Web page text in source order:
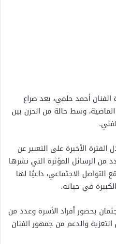
أحمد حلمي، بعد صراع
وسط حالة من الحزن بين
الأخيرة على التعبير عن
من الرسائل المؤثرة التي نشرها
التواصل الاجتماعي، داعيًا لها
في حياته.
بحضور أفراد الأسرة وعدد من
والدعم من جمهور الفنان